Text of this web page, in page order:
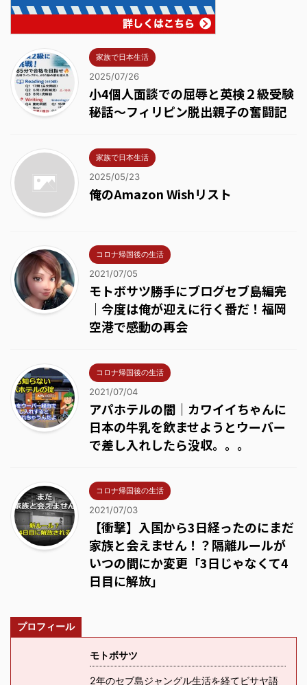
家族で日本生活
2025/07/26
小4個人面談での屈辱と英検２級受験
秘話～フィリピン脱出親子の奮闘記
家族で日本生活
2025/05/23
俺のAmazon Wishリスト
コロナ帰国後の生活
2021/07/05
モトボサツ勝手にブログセブ島編完
｜今度は俺が迎えに行く番だ！福岡
空港で感動の再会
コロナ帰国後の生活
2021/07/04
アパホテルの闇｜カワイイちゃんに
日本の牛乳を飲ませようとウーバー
で差し入れしたら没収。。。
コロナ帰国後の生活
2021/07/03
【衝撃】入国から3日経ったのにまだ
家族と会えません！？隔離ルールが
いつの間にか変更「3日じゃなくて4
日目に解放」
プロフィール
モトボサツ
2年のセブ島ジャングル生活を経てビサヤ語